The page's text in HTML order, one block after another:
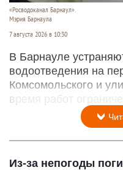
«Росводоканал Барнаул».
Мэрия Барнаула
7 августа 2026 в 10:30
В Барнауле
водоотведения на
Комсомольского и
время работ
Из-за непогоды